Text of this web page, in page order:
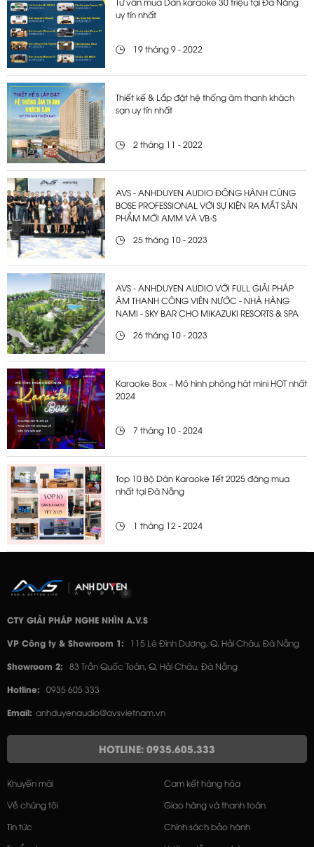
Tư vấn mua Dàn karaoke 30 triệu tại Đà Nẵng
uy tín nhất
19 tháng 9 - 2022
Thiết kế & Lắp đặt hệ thống âm thanh khách
sạn uy tín nhất
2 tháng 11 - 2022
AVS - ANHDUYEN AUDIO ĐỒNG HÀNH CÙNG
BOSE PROFESSIONAL VỚI SỰ KIỆN RA MẮT SẢN
PHẨM MỚI AMM VÀ VB-S
25 tháng 10 - 2023
AVS - ANHDUYEN AUDIO VỚI FULL GIẢI PHÁP
ÂM THANH CÔNG VIÊN NƯỚC - NHÀ HÀNG
NAMI - SKY BAR CHO MIKAZUKI RESORTS & SPA
26 tháng 10 - 2023
Karaoke Box – Mô hình phòng hát mini HOT nhất
2024
7 tháng 10 - 2024
Top 10 Bộ Dàn Karaoke Tết 2025 đáng mua
nhất tại Đà Nẵng
1 tháng 12 - 2024
CTY GIẢI PHÁP NGHE NHÌN A.V.S
VP Công ty & Showroom 1: 115 Lê Đình Dương, Q. Hải Châu, Đà Nẵng
Showroom 2: 83 Trần Quốc Toản, Q. Hải Châu, Đà Nẵng
Hotline: 0935 605 333
Email: anhduyenaudio@avsvietnam.vn
HOTLINE: 0935.605.333
Khuyến mãi
Về chúng tôi
Tin tức
Cam kết hàng hóa
Giao hàng và thanh toán
Chính sách bảo hành